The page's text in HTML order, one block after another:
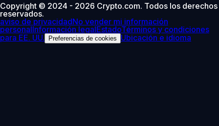
Copyright © 2024 - 2026 Crypto.com. Todos los derechos
reservados.
aviso de privacidadNo vender mi información
personalInformación legalEstadoTérminos y condiciones
para EE. UU.
Preferencias de cookies Ubicación e idioma